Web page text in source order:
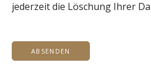
jederzeit die Löschung Ihrer